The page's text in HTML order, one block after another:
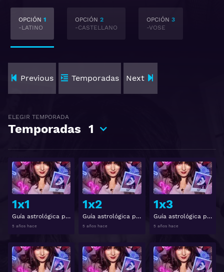
OPCIÓN 1
-LATINO
OPCIÓN 2
-CASTELLANO
OPCIÓN 3
-VOSE
Previous Temporadas Next
ELEGIR TEMPORADA
Temporadas 1
1x1
Guía astrológica para corazones rotos Temporada 1 Capítulo 1
5 años hace
Ver
1x2
Guía astrológica para corazones rotos Temporada 1 Capítulo 2
5 años hace
Ver
1x3
Guía astrológica para corazones rotos Temporada 1 Capítulo 3
5 años hace
Ver Ver